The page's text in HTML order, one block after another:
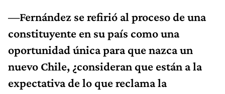
—Fernández se refirió al proceso de una
constituyente en su país como una
oportunidad única para que nazca un
nuevo Chile, ¿consideran que están a la
expectativa de lo que reclama la